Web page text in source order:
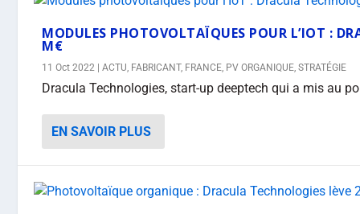
MODULES PHOTOVOLTAÏQUES POUR L’IOT :
M€
11 Oct 2022 |ACTU, FABRICANT, FRANCE, PV ORGANIQUE,STRATÉGIE
Dracula Technologies, start-up deeptech qui a mis au
EN SAVOIR PLUS